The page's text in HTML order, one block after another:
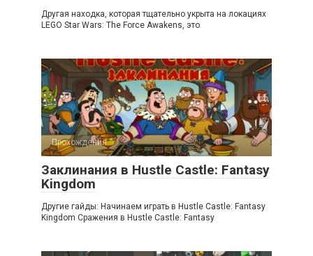
Другая находка, которая тщательно укрыта на локациях
LEGO Star Wars: The Force Awakens, это
Прохождения
Заклинания в Hustle Castle: Fantasy
Kingdom
Другие гайды: Начинаем играть в Hustle Castle: Fantasy
Kingdom Сражения в Hustle Castle: Fantasy